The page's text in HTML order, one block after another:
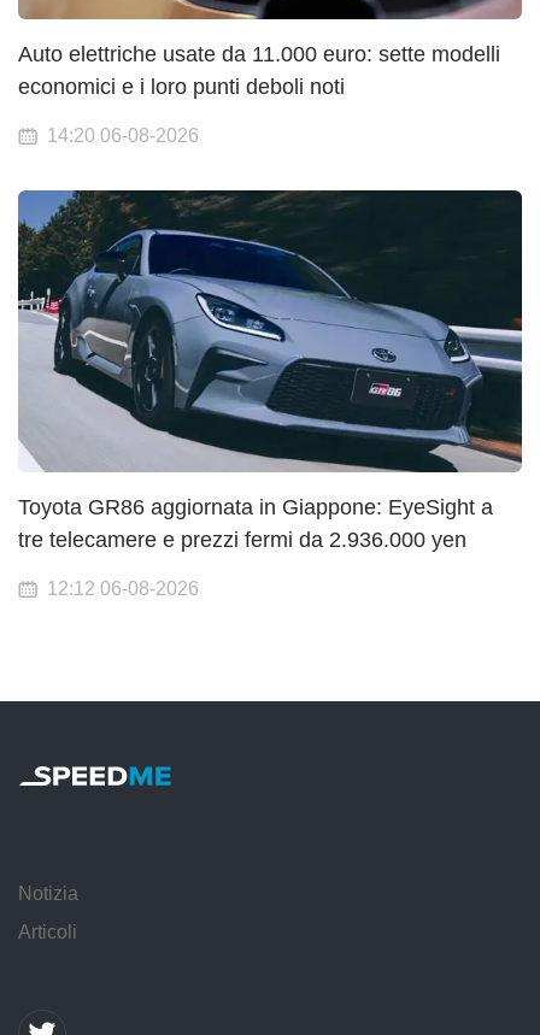
Auto elettriche usate da 11.000 euro: sette modelli
economici e i loro punti deboli noti
14:20 06-08-2026
Toyota GR86 aggiornata in Giappone: EyeSight a
tre telecamere e prezzi fermi da 2.936.000 yen
12:12 06-08-2026
Notizia
Articoli